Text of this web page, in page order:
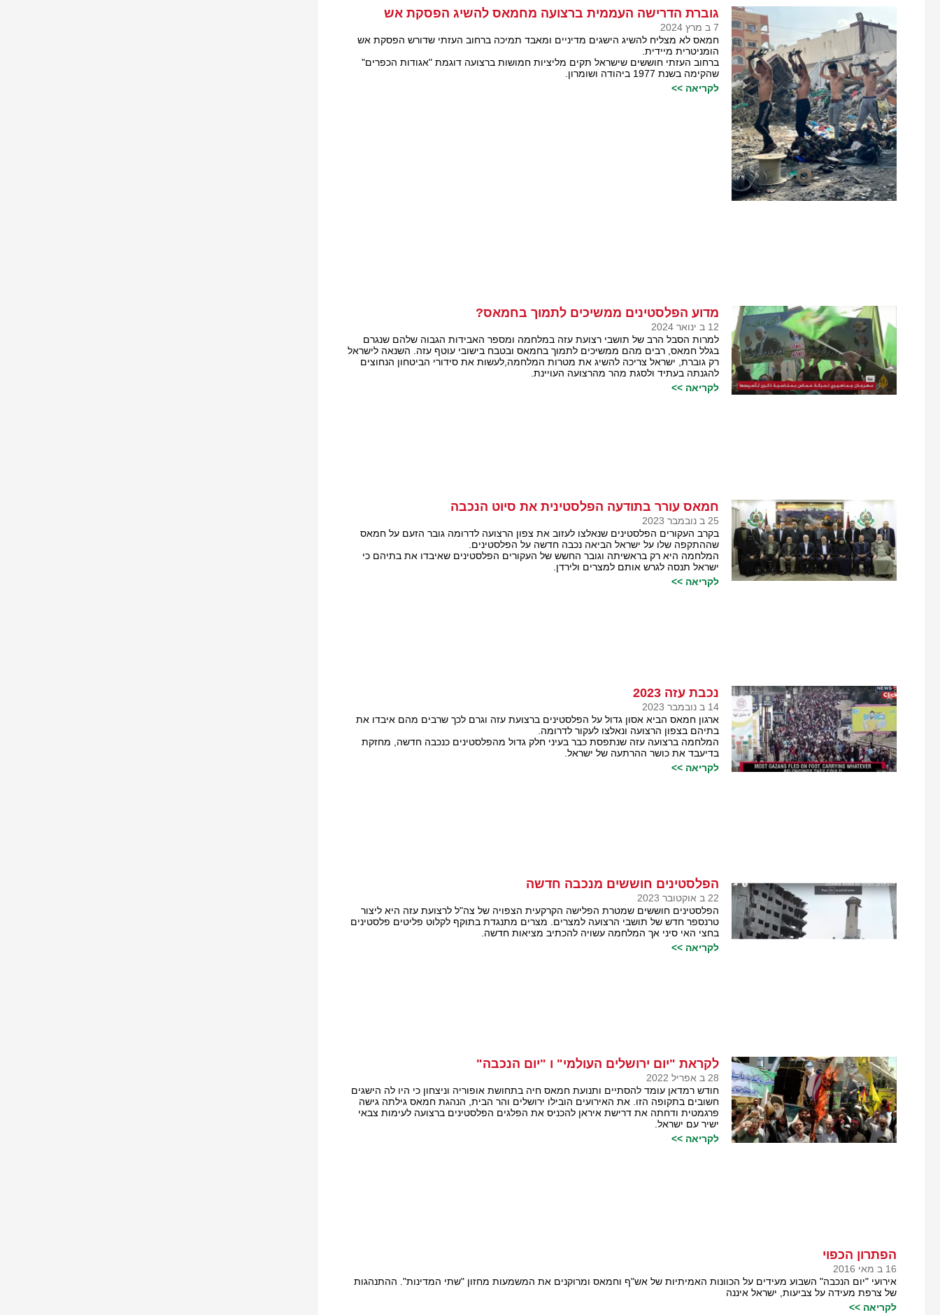
גוברת הדרישה העממית ברצועה מחמאס להשיג הפסקת אש
7 ב מרץ 2024
חמאס לא מצליח להשיג הישגים מדיניים ומאבד תמיכה ברחוב העזתי שדורש הפסקת אש
הומניטרית מיידית.
ברחוב העזתי חוששים שישראל תקים מליציות חמושות ברצועה דוגמת "אגודות הכפרים"
שהקימה בשנת 1977 ביהודה ושומרון.
לקריאה >>
מדוע הפלסטינים ממשיכים לתמוך בחמאס?
12 ב ינואר 2024
למרות הסבל הרב של תושבי רצועת עזה במלחמה ומספר האבידות הגבוה שלהם שנגרם
בגלל חמאס, רבים מהם ממשיכים לתמוך בחמאס ובטבח בישובי עוטף עזה. השנאה לישראל
רק גוברת, ישראל צריכה להשיג את מטרות המלחמה,לעשות את סידורי הביטחון הנחוצים
להגנתה בעתיד ולסגת מהר מהרצועה העויינת.
לקריאה >>
חמאס עורר בתודעה הפלסטינית את סיוט הנכבה
25 ב נובמבר 2023
בקרב העקורים הפלסטינים שנאלצו לעזוב את צפון הרצועה לדרומה גובר הזעם על חמאס
שההתקפה שלו על ישראל הביאה נכבה חדשה על הפלסטינים.
המלחמה היא רק בראשיתה וגובר החשש של העקורים הפלסטינים שאיבדו את בתיהם כי
ישראל תנסה לגרש אותם למצרים ולירדן.
לקריאה >>
נכבת עזה 2023
14 ב נובמבר 2023
ארגון חמאס הביא אסון גדול על הפלסטינים ברצועת עזה וגרם לכך שרבים מהם איבדו את
בתיהם בצפון הרצועה ונאלצו לעקור לדרומה.
המלחמה ברצועה עזה שנתפסת כבר בעיני חלק גדול מהפלסטינים כנכבה חדשה, מחזקת
בדיעבד את כושר ההרתעה של ישראל.
לקריאה >>
הפלסטינים חוששים מנכבה חדשה
22 ב אוקטובר 2023
הפלסטינים חוששים שמטרת הפלישה הקרקעית הצפויה של צה"ל לרצועת עזה היא ליצור
טרנספר חדש של תושבי הרצועה למצרים. מצרים מתנגדת בתוקף לקלוט פליטים פלסטינים
בחצי האי סיני אך המלחמה עשויה להכתיב מציאות חדשה.
לקריאה >>
לקראת "יום ירושלים העולמי" ו "יום הנכבה"
28 ב אפריל 2022
חודש רמדאן עומד להסתיים ותנועת חמאס חיה בתחושת אופוריה וניצחון כי היו לה הישגים
חשובים בתקופה הזו. את האירועים הובילו ירושלים והר הבית, הנהגת חמאס גילתה גישה
פרגמטית ודחתה את דרישת איראן להכניס את הפלגים הפלסטינים ברצועה לעימות צבאי
ישיר עם ישראל.
לקריאה >>
הפתרון הכפוי
16 ב מאי 2016
אירועי "יום הנכבה" השבוע מעידים על הכוונות האמיתיות של אש"ף וחמאס ומרוקנים את המשמעות מחזון "שתי המדינות". ההתנהגות
של צרפת מעידה על צביעות, ישראל איננה
לקריאה >>